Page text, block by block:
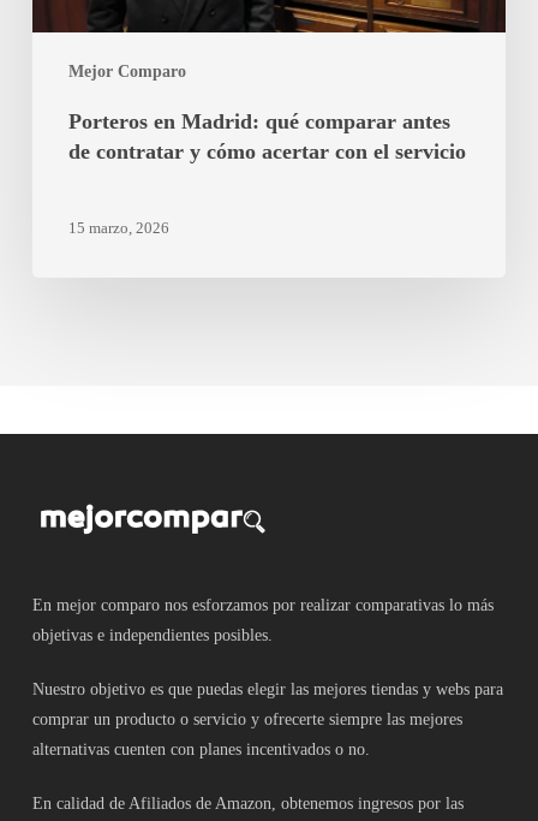
Mejor Comparo
acertar
Porteros en Madrid: qué comparar antes
de contratar y cómo acertar con el servicio
15 marzo, 2026
En mejor comparo nos esforzamos por realizar comparativas lo más
objetivas e independientes posibles.
Nuestro objetivo es que puedas elegir las mejores tiendas y webs para
comprar un producto o servicio y ofrecerte siempre las mejores
alternativas cuenten con planes incentivados o no.
En calidad de Afiliados de Amazon, obtenemos ingresos por las